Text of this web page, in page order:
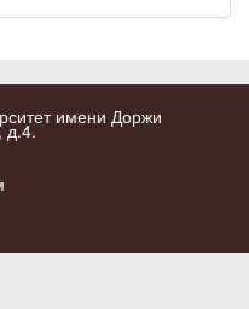
имени Доржи
д.4.